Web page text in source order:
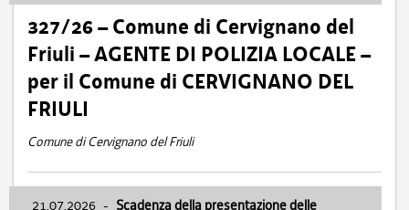
327/26 – Comune di Cervignano del
Friuli – AGENTE DI POLIZIA LOCALE –
per il Comune di CERVIGNANO DEL
FRIULI
Comune di Cervignano del Friuli
21.07.2026 - Scadenza della presentazione delle